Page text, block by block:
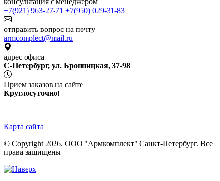
консультация с менеджером
+7(921) 963-27-71 +7(950) 029-31-83
отправить вопрос на почту
armcomplect@mail.ru
адрес офиса
С-Петербург, ул. Бронницкая, 37-98
Прием заказов на сайте
Круглосуточно!
Карта сайта
© Copyright 2026. ООО "Армкомплект" Санкт-Петербург. Все
права защищены